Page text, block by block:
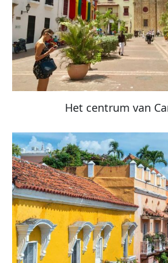
Het centrum van